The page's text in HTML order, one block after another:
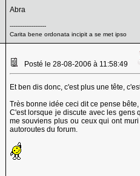
Abra
--------------------
Carita bene ordonata incipit a se met ipso
Posté le 28-08-2006 à 11:58:49
Et ben dis donc, c'est plus une tête,
Très bonne idée ceci dit ce pense
C'est lorsque je discute avec les gens
me souviens plus ou ceux qui ont
autoroutes du forum.